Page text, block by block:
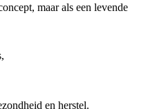
maar als een levende
en herstel.